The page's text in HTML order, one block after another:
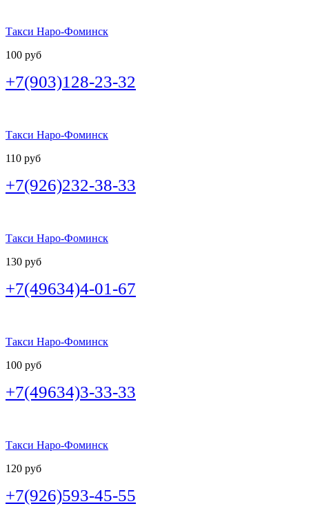
Такси Наро-Фоминск
100 руб
+7(903)128-23-32
Такси Наро-Фоминск
110 руб
+7(926)232-38-33
Такси Наро-Фоминск
130 руб
+7(49634)4-01-67
Такси Наро-Фоминск
100 руб
+7(49634)3-33-33
Такси Наро-Фоминск
120 руб
+7(926)593-45-55